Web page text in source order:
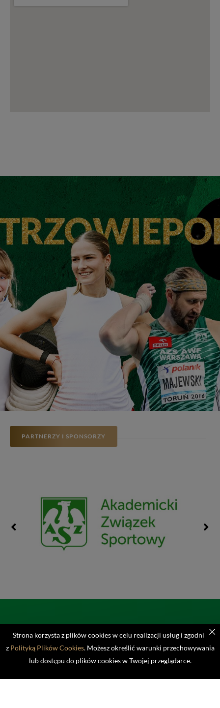
PARTNERZY I SPONSORZY
Strona korzysta z plików cookies w celu realizacji usług i zgodnie
z Polityką Plików Cookies. Możesz określić warunki przechowywania
lub dostępu do plików cookies w Twojej przeglądarce.